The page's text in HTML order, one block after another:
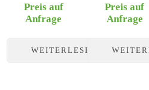
Preis auf
Anfrage
WEITERLESEN
Preis auf
Anfrage